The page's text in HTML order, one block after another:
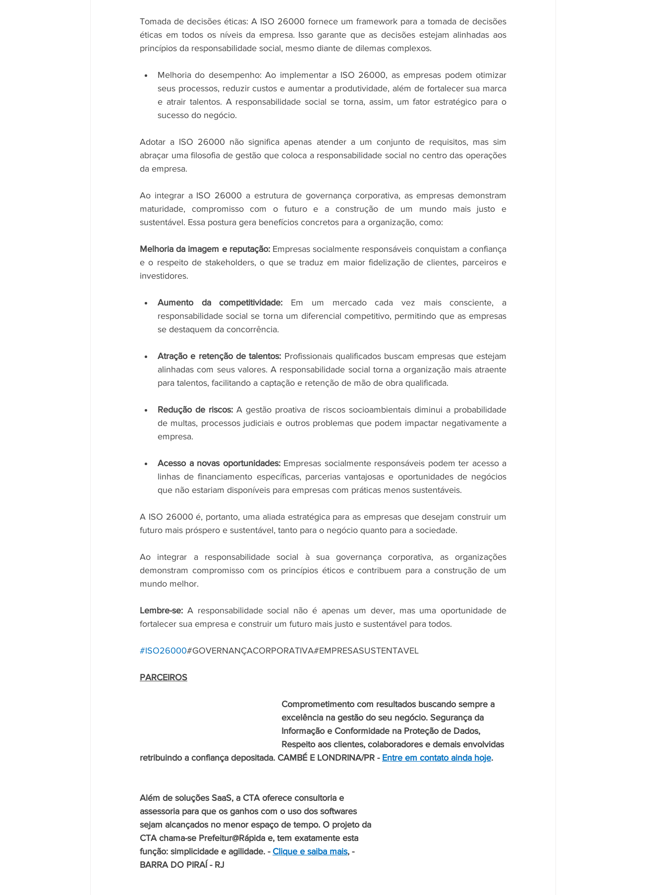
Tomada de decisões éticas: A ISO 26000 fornece um framework para a tomada de decisões
éticas em todos os níveis da empresa. Isso garante que as decisões estejam alinhadas aos
princípios da responsabilidade social, mesmo diante de dilemas complexos.
Melhoria do desempenho: Ao implementar a ISO 26000, as empresas podem otimizar
seus processos, reduzir custos e aumentar a produtividade, além de fortalecer sua marca
e atrair talentos. A responsabilidade social se torna, assim, um fator estratégico para o
sucesso do negócio.
Adotar a ISO 26000 não significa apenas atender a um conjunto de requisitos, mas sim
abraçar uma filosofia de gestão que coloca a responsabilidade social no centro das operações
da empresa.
Ao integrar a ISO 26000 a estrutura de governança corporativa, as empresas demonstram
maturidade, compromisso com o futuro e a construção de um mundo mais justo e
sustentável. Essa postura gera benefícios concretos para a organização, como:
Melhoria da imagem e reputação: Empresas socialmente responsáveis conquistam a confiança
e o respeito de stakeholders, o que se traduz em maior fidelização de clientes, parceiros e
investidores.
Aumento da competitividade: Em um mercado cada vez mais consciente, a
responsabilidade social se torna um diferencial competitivo, permitindo que as empresas
se destaquem da concorrência.
Atração e retenção de talentos: Profissionais qualificados buscam empresas que estejam
alinhadas com seus valores. A responsabilidade social torna a organização mais atraente
para talentos, facilitando a captação e retenção de mão de obra qualificada.
Redução de riscos: A gestão proativa de riscos socioambientais diminui a probabilidade
de multas, processos judiciais e outros problemas que podem impactar negativamente a
empresa.
Acesso a novas oportunidades: Empresas socialmente responsáveis podem ter acesso a
linhas de financiamento específicas, parcerias vantajosas e oportunidades de negócios
que não estariam disponíveis para empresas com práticas menos sustentáveis.
A ISO 26000 é, portanto, uma aliada estratégica para as empresas que desejam construir um
futuro mais próspero e sustentável, tanto para o negócio quanto para a sociedade.
Ao integrar a responsabilidade social à sua governança corporativa, as organizações
demonstram compromisso com os princípios éticos e contribuem para a construção de um
mundo melhor.
Lembre-se: A responsabilidade social não é apenas um dever, mas uma oportunidade de
fortalecer sua empresa e construir um futuro mais justo e sustentável para todos.
#ISO26000#GOVERNANÇACORPORATIVA#EMPRESASUSTENTAVEL
PARCEIROS
Comprometimento com resultados buscando sempre a
excelência na gestão do seu negócio. Segurança da
Informação e Conformidade na Proteção de Dados,
Respeito aos clientes, colaboradores e demais envolvidas
retribuindo a confiança depositada. CAMBÉ E LONDRINA/PR - Entre em contato ainda hoje.
Além de soluções SaaS, a CTA oferece consultoria e
assessoria para que os ganhos com o uso dos softwares
sejam alcançados no menor espaço de tempo. O projeto da
CTA chama-se Prefeitur@Rápida e, tem exatamente esta
função: simplicidade e agilidade. - Clique e saiba mais, -
BARRA DO PIRAÍ - RJ